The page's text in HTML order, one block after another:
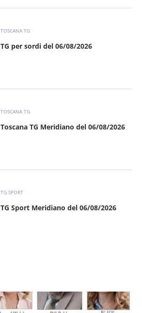
TOSCANA TG
TG per sordi del 06/08/2026
TOSCANA TG
Toscana TG Meridiano del 06/08/2026
TG SPORT
TG Sport Meridiano del 06/08/2026